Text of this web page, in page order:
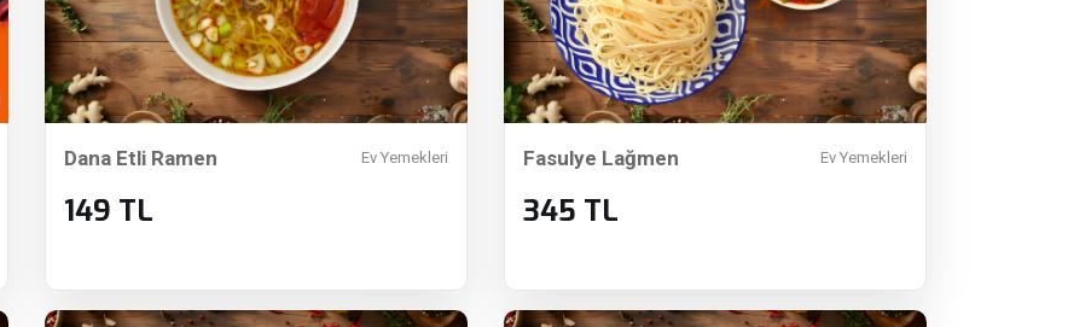
Dana Etli Ramen Ev Yemekleri
149 TL
Fasulye Lağmen Ev Yemekleri
345 TL